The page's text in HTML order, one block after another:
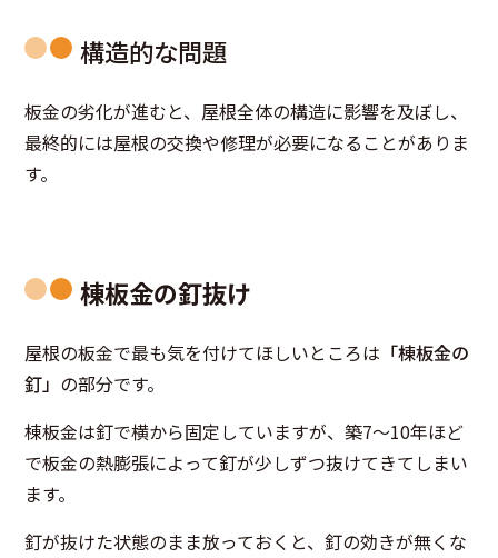
構造的な問題
板金の劣化が進むと、屋根全体の構造に影響を及ぼし、
最終的には屋根の交換や修理が必要になることがありま
す。
棟板金の釘抜け
屋根の板金で最も気を付けてほしいところは 「棟板金の
釘」 の部分です。
棟板金は釘で横から固定していますが、築7～10年ほど
で板金の熱膨張によって釘が少しずつ抜けてきてしまい
ます。
釘が抜けた状態のまま放っておくと、釘の効きが無くな